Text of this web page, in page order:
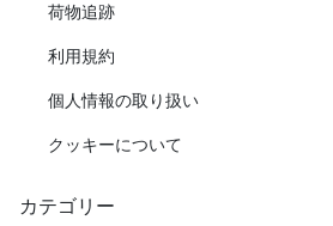
荷物追跡
利用規約
個人情報の取り扱い
クッキーについて
カテゴリー